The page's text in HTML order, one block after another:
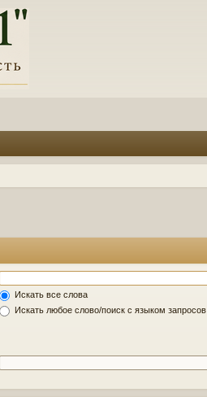
Искать все слова
Искать любое слово/поиск с языком запросов